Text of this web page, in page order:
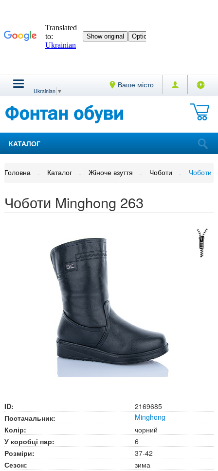
Ваше місто
Ukrainian ▼
КАТАЛОГ
Головна Каталог Жіноче взуття Чоботи Чоботи
Чоботи Minghong 263
ID:
2169685
Постачальник:
Minghong
Колір:
чорний
У коробці пар:
6
Розміри:
37-42
Сезон:
зима